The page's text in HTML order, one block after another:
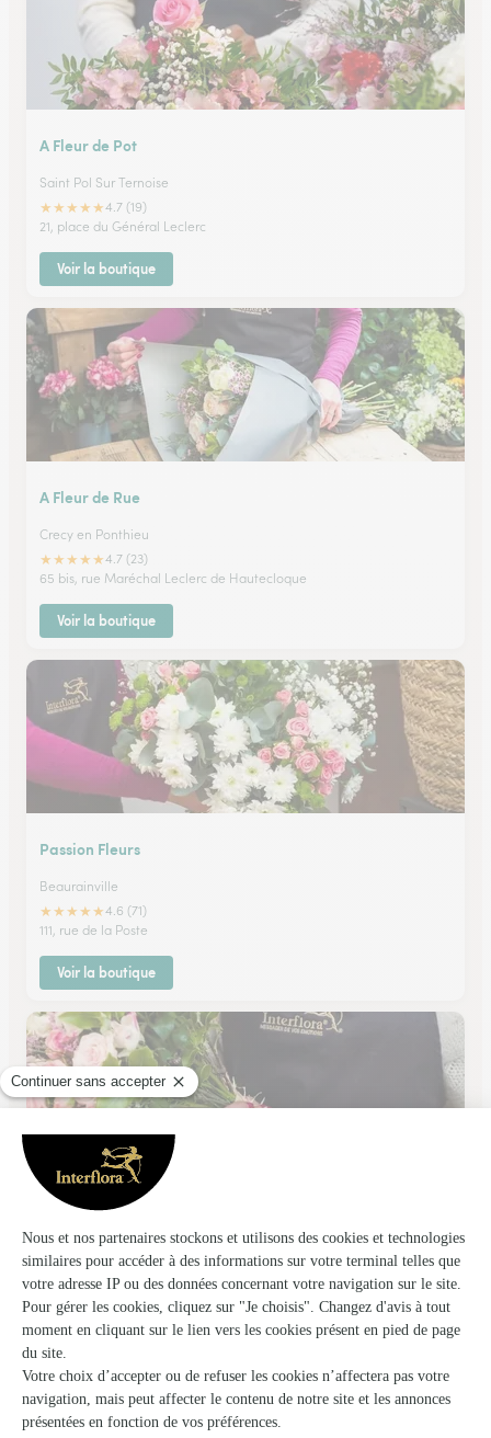
A Fleur de Pot
Saint Pol Sur Ternoise
★★★★★4.7 (19)
21, place du Général Leclerc
Voir la boutique
A Fleur de Rue
Crecy en Ponthieu
★★★★★4.7 (23)
65 bis, rue Maréchal Leclerc de Hautecloque
Voir la boutique
Passion Fleurs
Beaurainville
★★★★★4.6 (71)
111, rue de la Poste
Voir la boutique
Maud et Gauthier
Abbeville
★★★★★3 (11)
C.Cial des 2 Vallées Avenue Vincent Auriol
Voir la boutique